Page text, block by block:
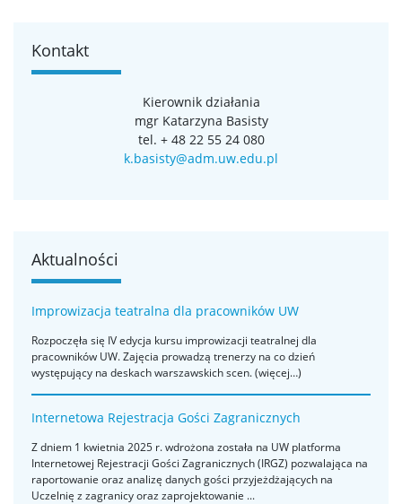
Kontakt
Kierownik działania
mgr Katarzyna Basisty
tel. + 48 22 55 24 080
k.basisty@adm.uw.edu.pl
Aktualności
Improwizacja teatralna dla pracowników UW
Rozpoczęła się IV edycja kursu improwizacji teatralnej dla
pracowników UW. Zajęcia prowadzą trenerzy na co dzień
występujący na deskach warszawskich scen. (więcej…)
Internetowa Rejestracja Gości Zagranicznych
Z dniem 1 kwietnia 2025 r. wdrożona została na UW platforma
Internetowej Rejestracji Gości Zagranicznych (IRGZ) pozwalająca na
raportowanie oraz analizę danych gości przyjeżdżających na
Uczelnię z zagranicy oraz zaprojektowanie ...